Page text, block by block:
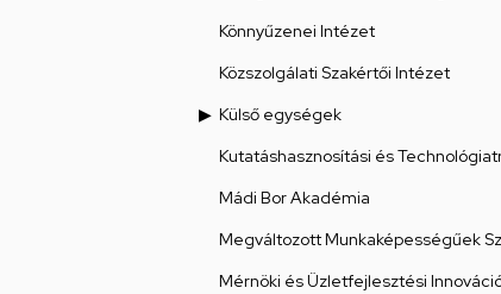
Könnyűzenei Intézet
Közszolgálati Szakértői Intézet
Külső egységek
Kutatáshasznosítási és
Mádi Bor Akadémia
Megváltozott Munkaképességűek
Mérnöki és Üzletfejlesztési